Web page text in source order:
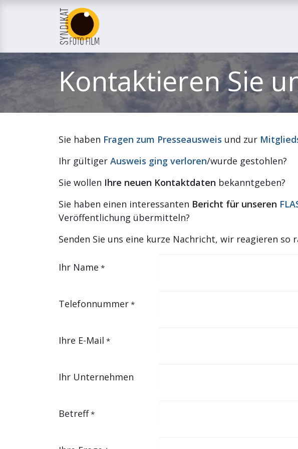
Kontaktieren Sie
Sie haben Fragen zum Presseausweis und zur
Ihr gültiger Ausweis ging verloren/wurde gestohlen?
Sie wollen Ihre neuen Kontaktdaten bekanntgeben?
Sie haben einen interessanten Bericht für unseren
Veröffentlichung übermitteln?
Senden Sie uns eine kurze Nachricht, wir reagieren so
Ihr Name *
Telefonnummer *
Ihre E-Mail *
Ihr Unternehmen
Betreff*